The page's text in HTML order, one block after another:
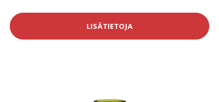
LISÄTIETOJA